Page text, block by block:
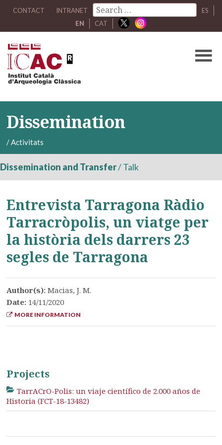
CONTACT INTRANET
ES
EN
CAT
Dissemination
/Activitats
Dissemination and Transfer/Talk
Entrevista Tarragona Ràdio
Tarracròpolis, un viatge per
la història dels darrers 23
segles de Tarragona
Author(s):Macias, J. M.
Date: 14/11/2020
MORE INFORMATION
Projects
TarrACrO-Polis: un viaje científico de 2.000 años de
Historia (FCT-18-13482)